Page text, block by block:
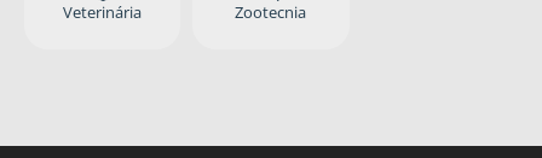
Veterinária Zootecnia